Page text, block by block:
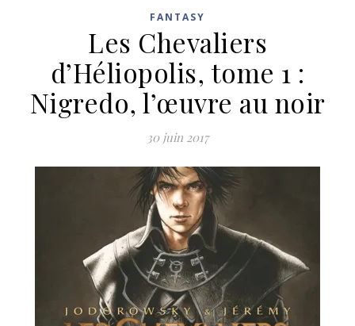
FANTASY
Les Chevaliers
d’Héliopolis, tome 1 :
Nigredo, l’œuvre au noir
30 juin 2017